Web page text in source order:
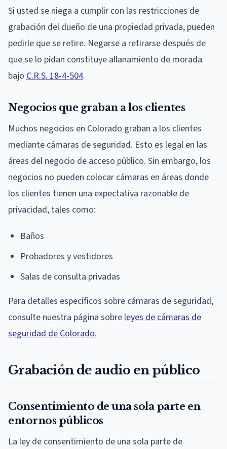
Si usted se niega a cumplir con las restricciones de
grabación del dueño de una propiedad privada, pueden
pedirle que se retire. Negarse a retirarse después de
que se lo pidan constituye allanamiento de morada
bajo C.R.S. 18-4-504.
Negocios que graban a los clientes
Muchos negocios en Colorado graban a los clientes
mediante cámaras de seguridad. Esto es legal en las
áreas del negocio de acceso público. Sin embargo, los
negocios no pueden colocar cámaras en áreas donde
los clientes tienen una expectativa razonable de
privacidad, tales como:
Baños
Probadores y vestidores
Salas de consulta privadas
Para detalles específicos sobre cámaras de seguridad,
consulte nuestra página sobreleyes de cámaras de
seguridad de Colorado.
Grabación de audio en público
Consentimiento de una sola parte en
entornos públicos
La ley de consentimiento de una sola parte de